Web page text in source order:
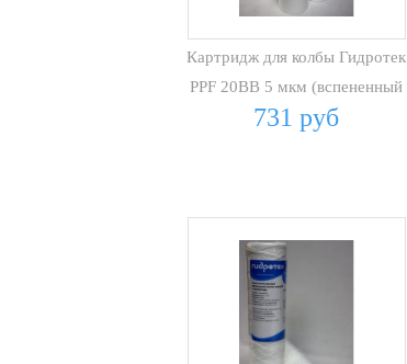
Картридж для колбы Гидротек
PPF 20BB 5 мкм (вспененный
ПП)
731 руб